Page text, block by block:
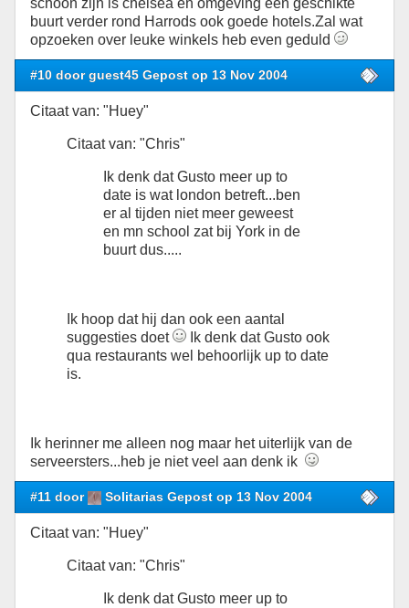
buurt verder rond Harrods ook goede hotels.Zal wat
opzoeken over leuke winkels heb even geduld
#10 door guest45 Gepost op 13 Nov 2004
Citaat van: "Huey"
Citaat van: "Chris"
Ik denk dat Gusto meer up to
date is wat london betreft...ben
er al tijden niet meer geweest
en mn school zat bij York in de
buurt dus.....
Ik hoop dat hij dan ook een aantal
suggesties doet
Ik denk dat Gusto ook
qua restaurants wel behoorlijk up to date
is.
Ik herinner me alleen nog maar het uiterlijk van de
serveersters...heb je niet veel aan denk ik
#11 door Solitarias Gepost op 13 Nov 2004
Citaat van: "Huey"
Citaat van: "Chris"
Ik denk dat Gusto meer up to